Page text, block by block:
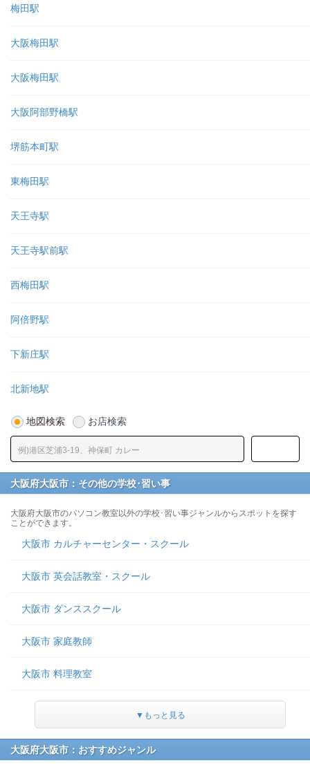
梅田駅
大阪梅田駅
大阪梅田駅
大阪阿部野橋駅
堺筋本町駅
東梅田駅
天王寺駅
天王寺駅前駅
西梅田駅
阿倍野駅
下新庄駅
北新地駅
地図検索 お店検索
大阪府大阪市：その他の学校･習い事
大阪府大阪市のパソコン教室以外の学校･習い事ジャンルからスポットを探す
ことができます。
大阪市 カルチャーセンター・スクール
大阪市 英会話教室・スクール
大阪市 ダンススクール
大阪市 家庭教師
大阪市 料理教室
▼もっと見る
大阪府大阪市：おすすめジャンル